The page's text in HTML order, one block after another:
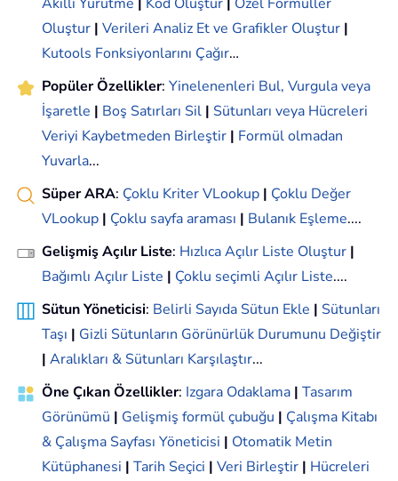
Akıllı Yürütme Kod Oluştur
Özel Formüller
Oluştur | Verileri Analiz Et ve Grafikler Oluştur |
Kutools Fonksiyonlarını Çağır…
Popüler Özellikler: Yinelenenleri Bul, Vurgula veya
İşaretle | Boş Satırları Sil | Sütunları veya Hücreleri
Veriyi Kaybetmeden Birleştir | Formül olmadan
Yuvarla...
Süper ARA: Çoklu Kriter VLookup | Çoklu Değer
VLookup | Çoklu sayfa araması | Bulanık Eşleme....
Gelişmiş Açılır Liste: Hızlıca Açılır Liste Oluştur |
Bağımlı Açılır Liste | Çoklu seçimli Açılır Liste....
Sütun Yöneticisi: Belirli Sayıda Sütun Ekle | Sütunları
Taşı | Gizli Sütunların Görünürlük Durumunu Değiştir
| Aralıkları & Sütunları Karşılaştır...
Öne Çıkan Özellikler: Izgara Odaklama | Tasarım
Görünümü | Gelişmiş formül çubuğu | Çalışma Kitabı
& Çalışma Sayfası Yöneticisi | Otomatik Metin
Kütüphanesi | Tarih Seçici | Veri Birleştir | Hücreleri